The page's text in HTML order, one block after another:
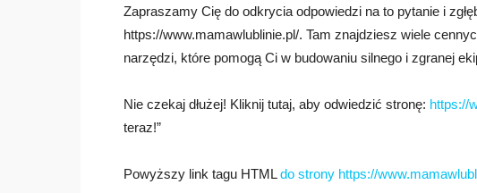
Zapraszamy Cię do odkrycia odpowiedzi na to pytanie i
https://www.mamawlublinie.pl/. Tam znajdziesz wiele
narzędzi, które pomogą Ci w budowaniu silnego i zgranej
Nie czekaj dłużej! Kliknij tutaj, aby odwiedzić stronę: https://
teraz!”
Powyższy link tagu HTMLdo strony https://